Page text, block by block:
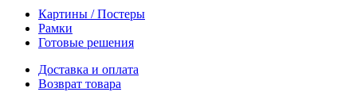
Картины / Постеры
Рамки
Готовые решения
Доставка и оплата
Возврат товара